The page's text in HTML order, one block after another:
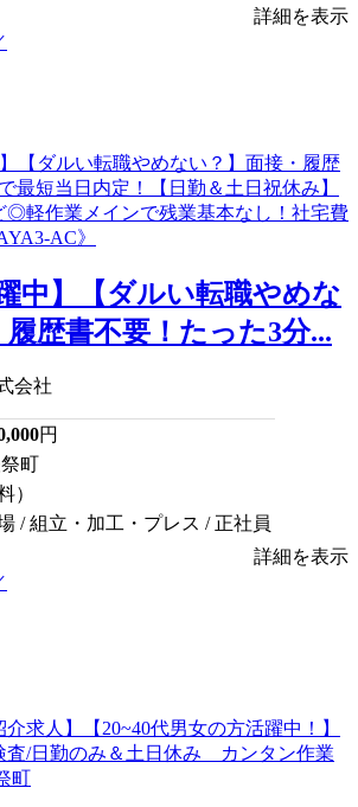
詳細を表示
躍中】【ダルい転職やめな
歴書不要！たった3分...
会社
円
町
）
/ 組立・加工・プレス / 正社員
詳細を表示